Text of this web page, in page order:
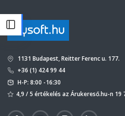
1131 Budapest, Reitter Ferenc u. 177.
+36 (1) 424 99 44
H-P: 8:00 -16:30
4,9 / 5 értékelés az Árukereső.hu-n 19